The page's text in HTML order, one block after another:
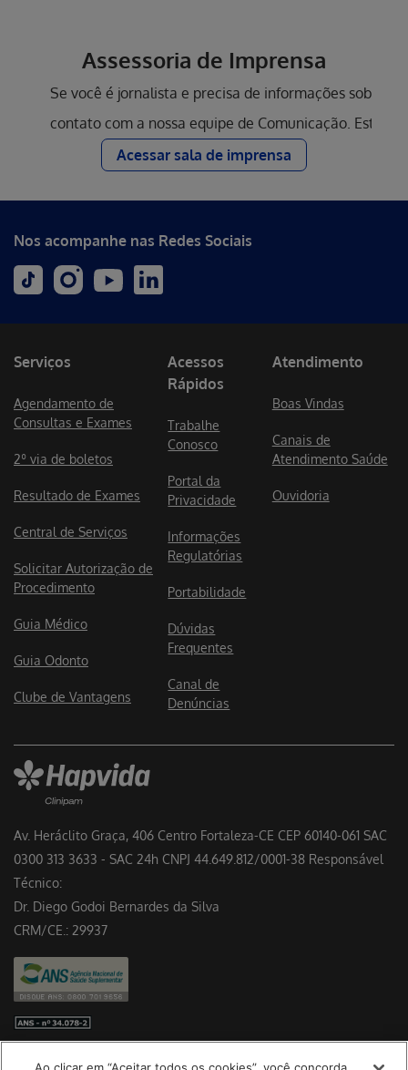
Assessoria de Imprensa
Se você é jornalista e precisa de informações sobre
contato com a nossa equipe de Comunicação.
Acessar sala de imprensa
Nos acompanhe nas Redes Sociais
Av. Heráclito Graça, 406 Centro Fortaleza-CE CEP 60140-061 SAC
0300 313 3633 - SAC 24h CNPJ 44.649.812/0001-38 Responsável
Técnico:
Dr. Diego Godoi Bernardes da Silva
CRM/CE.: 29937
Serviços
Agendamento de
Consultas e Exames
2º via de boletos
Resultado de Exames
Central de Serviços
Solicitar Autorização de
Procedimento
Guia Médico
Guia Odonto
Clube de Vantagens
Acessos
Rápidos
Trabalhe
Conosco
Portal da
Privacidade
Informações
Regulatórias
Portabilidade
Dúvidas
Frequentes
Canal de
Denúncias
Atendimento
Boas Vindas
Canais de
Atendimento Saúde
Ouvidoria